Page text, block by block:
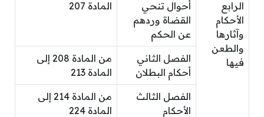
الرابع
الأحكام
وآثارها
والطعن
فيها
أحوال تنحي
القضاة وردهم
عن الحكم
المادة 207
الفصل الثاني
أحكام البطلان
من المادة 208 إلى
المادة 213
الفصل الثالث
الأحكام
من المادة 214 إلى
المادة 224